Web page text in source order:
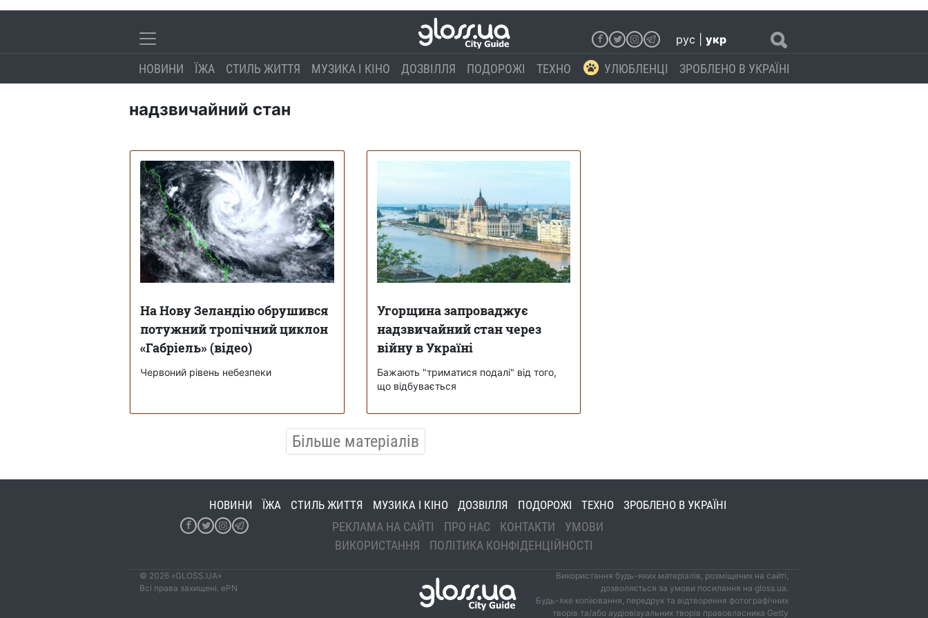
рус укр
НОВИНИ ЇЖА СТИЛЬ ЖИТТЯ МУЗИКА І КІНО ДОЗВІЛЛЯ ПОДОРОЖІ ТЕХНО УЛЮБЛЕНЦІ ЗРОБЛЕНО В УКРАЇНІ
надзвичайний стан
На Нову Зеландію обрушився
потужний тропічний циклон
«Габріель» (відео)
Червоний рівень небезпеки
Угорщина запроваджує
надзвичайний стан через
війну в Україні
Бажають "триматися подалі" від того,
що відбувається
Більше матеріалів
НОВИНИ ЇЖА СТИЛЬ ЖИТТЯ МУЗИКА І КІНО ДОЗВІЛЛЯ ПОДОРОЖІ ТЕХНО ЗРОБЛЕНО В УКРАЇНІ
РЕКЛАМА НА САЙТІ ПРО НАС КОНТАКТИ
УМОВИ
ВИКОРИСТАННЯ
ПОЛІТИКА КОНФІДЕНЦІЙНОСТІ
© 2026 «GLOSS.UA»
Всі права захищені. ePN
Використання будь-яких матеріалів, розміщених на сайті,
дозволяється за умови посилання на gloss.ua.
Будь-яке копіювання, передрук та відтворення фотографічних
творів та/або аудіовізуальних творів правовласника Getty